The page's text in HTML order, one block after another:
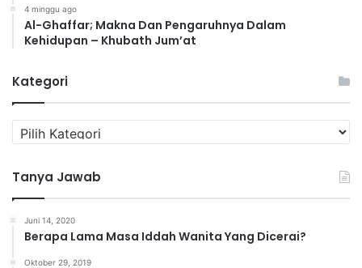
4 minggu ago
Al-Ghaffar; Makna Dan Pengaruhnya Dalam
Kehidupan – Khubath Jum’at
Kategori
a
e
g
Tanya Jawab
Juni 14, 2020
Berapa Lama Masa Iddah Wanita Yang Dicerai?
Oktober 29, 2019